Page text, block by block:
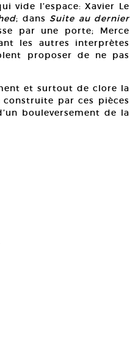
vide l’espace: Xavier Le
; dans Suite au dernier
par une porte; Merce
les autres interprètes
proposer de ne pas
et surtout de clore la
par ces pièces
bouleversement de la